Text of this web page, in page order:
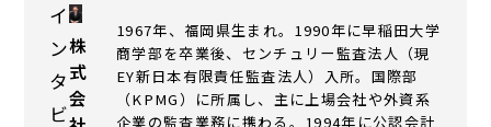
イ
ン
タ
ビ
株
式
会
1967年、福岡県生まれ。1990年に早稲田大学
商学部を卒業後、センチュリー監査法人（現
EY新日本有限責任監査法人）入所。国際部
（KPMG）に所属し、主に上場会社や外資系
企業の監査業務に携わる。1994年に公認会計